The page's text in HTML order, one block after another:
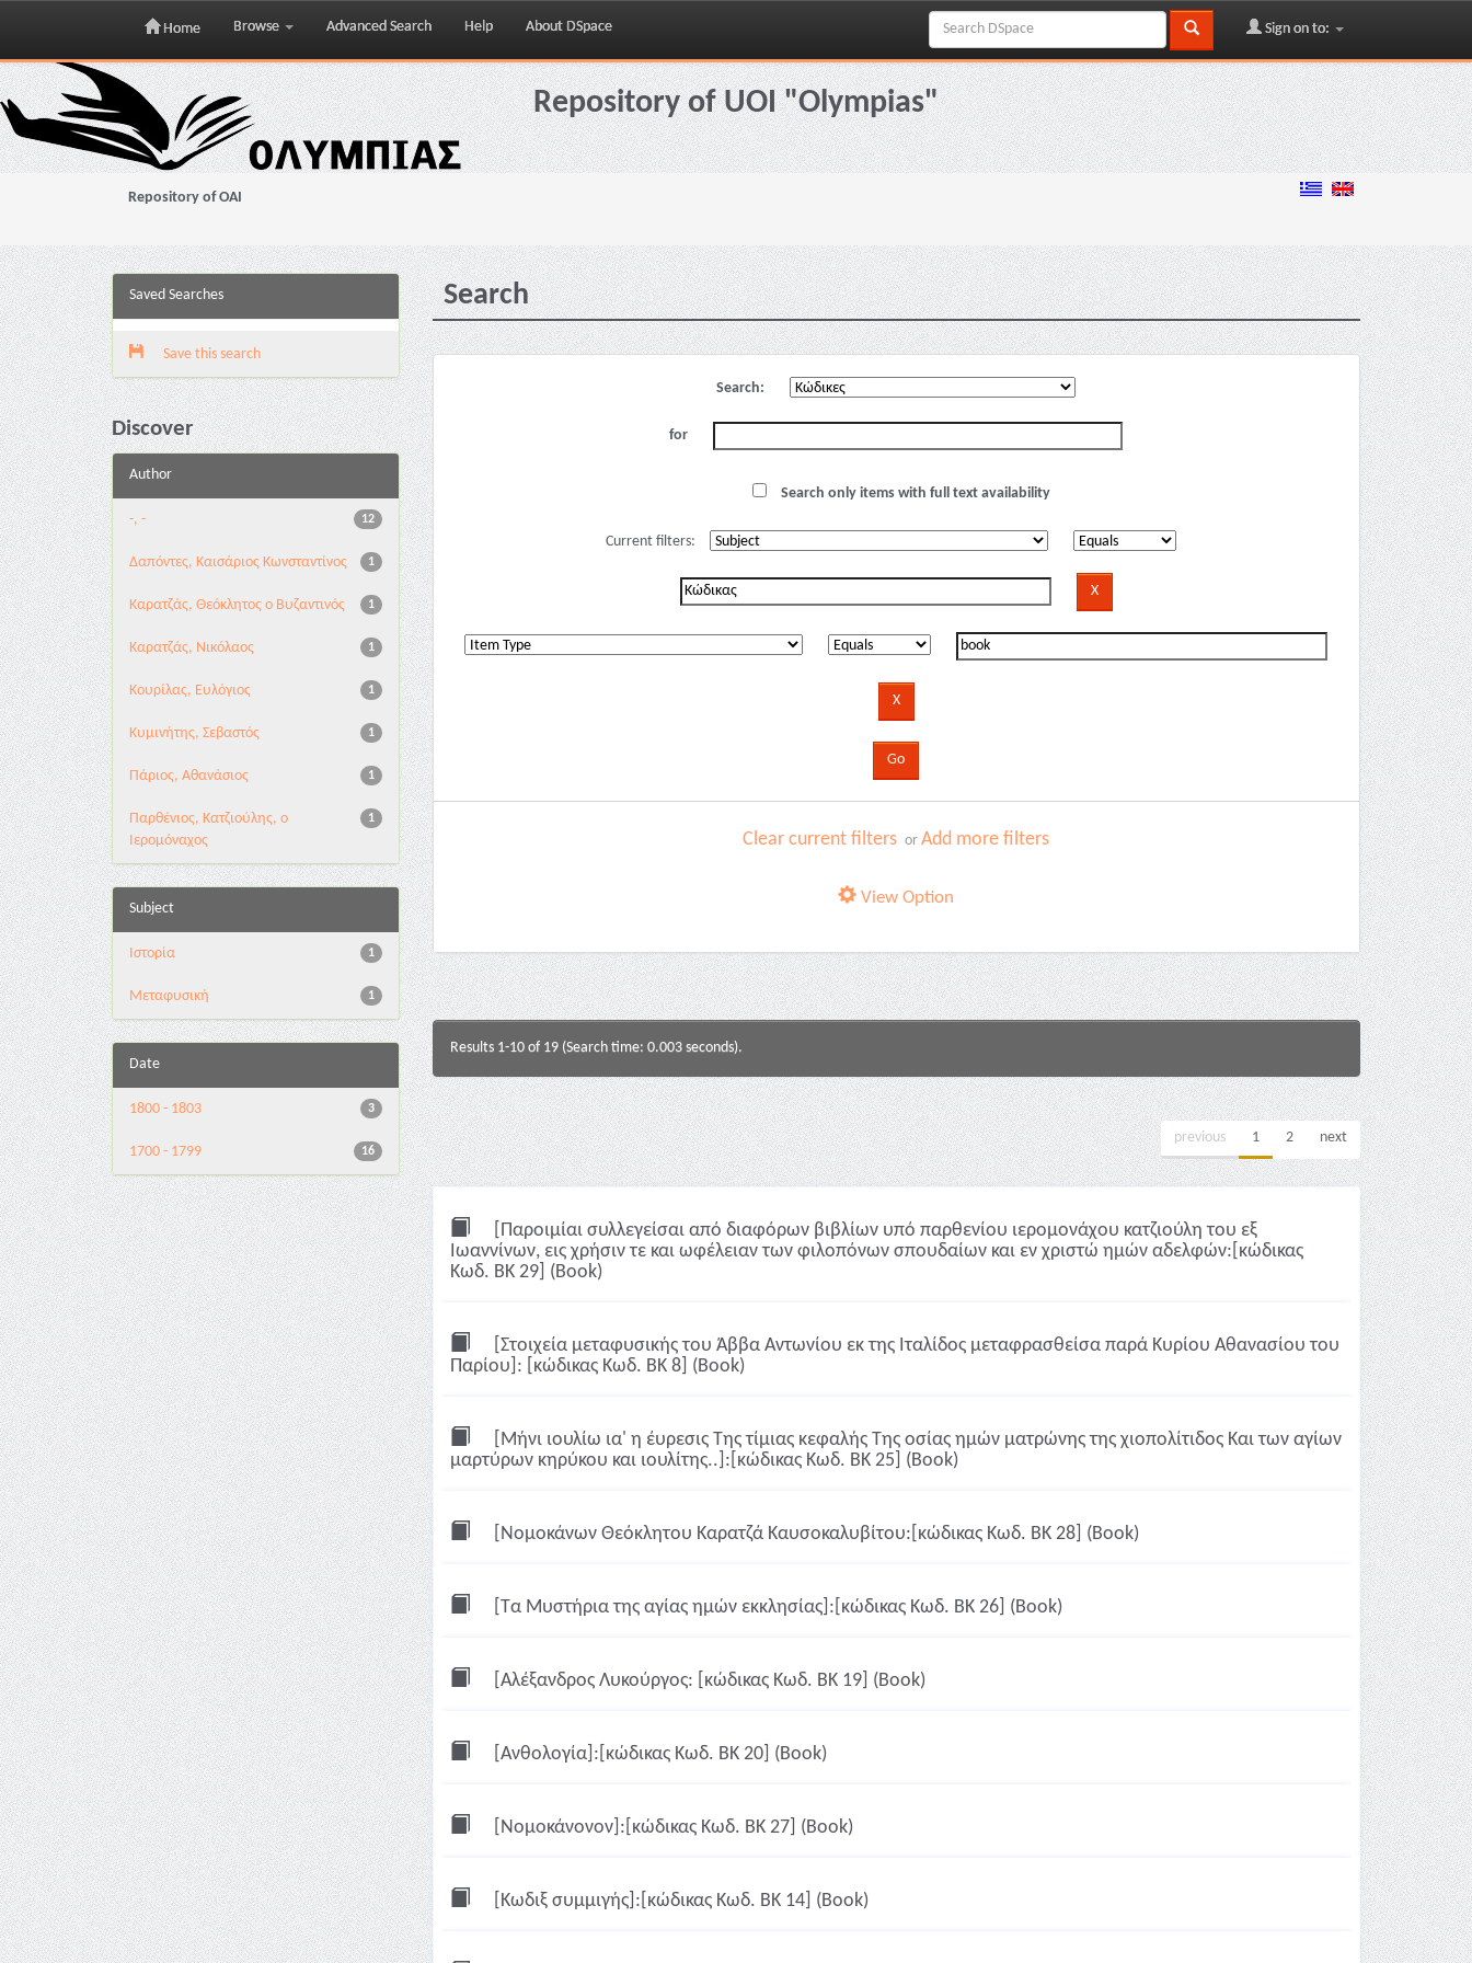
Skip
navigation
Home Browse Advanced Search Help About DSpace Sign on to:
Repository of UOI "Olympias"
Repository of OAI
Saved Searches
Save this search
Discover
Author
12
-, -
1
Δαπόντες, Καισάριος Κωνσταντίνος
1
Καρατζάς, Θεόκλητος ο Βυζαντινός
1
Καρατζάς, Νικόλαος
1
Κουρίλας, Ευλόγιος
1
Κυμινήτης, Σεβαστός
1
Πάριος, Αθανάσιος
1
Παρθένιος, Κατζιούλης, ο
Ιερομόναχος
Subject
1
Ιστορία
1
Μεταφυσική
Date
3
1800 - 1803
16
1700 - 1799
Search
Search:
for
Search only items with full text availability
Current filters:
Clear current filters orAdd more filters
View Option
Results 1-10 of 19 (Search time: 0.003 seconds).
previous 1 2 next
[Παροιμίαι συλλεγείσαι από διαφόρων βιβλίων υπό παρθενίου ιερομονάχου κατζιούλη του εξ
Ιωαννίνων, εις χρήσιν τε και ωφέλειαν των φιλοπόνων σπουδαίων και εν χριστώ ημών αδελφών:[κώδικας
Κωδ. ΒΚ 29] (Book)
[Στοιχεία μεταφυσικής του Άββα Αντωνίου εκ της Ιταλίδος μεταφρασθείσα παρά Κυρίου Αθανασίου του
Παρίου]: [κώδικας Κωδ. ΒΚ 8] (Book)
[Μήνι ιουλίω ια' η έυρεσις Της τίμιας κεφαλής Της οσίας ημών ματρώνης της χιοπολίτιδος Και των αγίων
μαρτύρων κηρύκου και ιουλίτης..]:[κώδικας Κωδ. ΒΚ 25] (Book)
[Νομοκάνων Θεόκλητου Καρατζά Καυσοκαλυβίτου:[κώδικας Κωδ. ΒΚ 28] (Book)
[Τα Μυστήρια της αγίας ημών εκκλησίας]:[κώδικας Κωδ. ΒΚ 26] (Book)
[Αλέξανδρος Λυκούργος: [κώδικας Κωδ. ΒΚ 19] (Book)
[Ανθολογία]:[κώδικας Κωδ. ΒΚ 20] (Book)
[Νομοκάνονον]:[κώδικας Κωδ. ΒΚ 27] (Book)
[Κωδιξ συμμιγής]:[κώδικας Κωδ. ΒΚ 14] (Book)